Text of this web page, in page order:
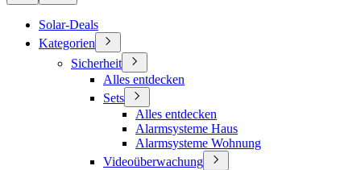
Solar-Deals
Kategorien
Sicherheit
Alles entdecken
Sets
Alles entdecken
Alarmsysteme Haus
Alarmsysteme Wohnung
Videoüberwachung